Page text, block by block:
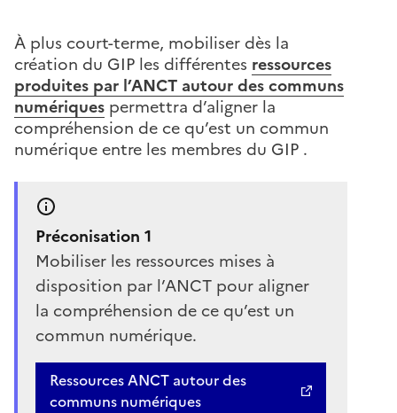
À plus court-terme, mobiliser dès la
création du GIP les différentes ressources
produites par l’ANCT autour des communs
numériques permettra d’aligner la
compréhension de ce qu’est un commun
numérique entre les membres du GIP .
Préconisation 1
Mobiliser les ressources mises à
disposition par l’ANCT pour aligner
la compréhension de ce qu’est un
commun numérique.
Ressources ANCT autour des
communs numériques